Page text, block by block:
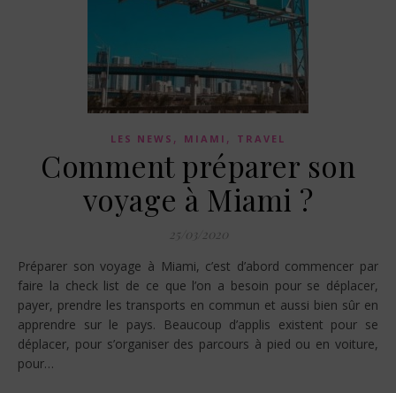
LES NEWS , MIAMI , TRAVEL
Comment préparer son
voyage à Miami ?
25/03/2020
Préparer son voyage à Miami, c’est d’abord commencer par
faire la check list de ce que l’on a besoin pour se déplacer,
payer, prendre les transports en commun et aussi bien sûr en
apprendre sur le pays. Beaucoup d’applis existent pour se
déplacer, pour s’organiser des parcours à pied ou en voiture,
pour…